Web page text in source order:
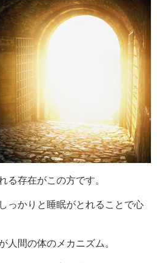
る存在がこの方です。
っかりと睡眠がとれることで心
人間の体のメカニズム。